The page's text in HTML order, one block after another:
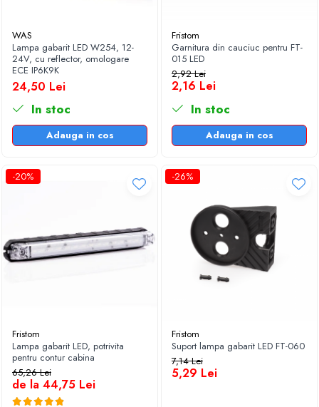
WAS
Lampa gabarit LED W254, 12-
24V, cu reflector, omologare
ECE IP6K9K
24,50 Lei
In stoc
Adauga in cos
Fristom
Garnitura din cauciuc pentru FT-
015 LED
2,92 Lei
2,16 Lei
In stoc
Adauga in cos
-20%
Fristom
Lampa gabarit LED, potrivita
pentru contur cabina
65,26 Lei
de la 44,75 Lei
-26%
Fristom
Suport lampa gabarit LED FT-060
7,14 Lei
5,29 Lei